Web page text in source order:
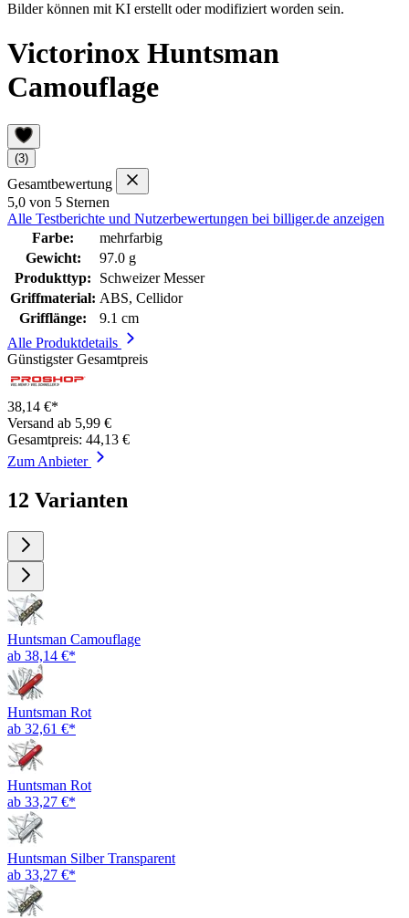
Bilder können mit KI erstellt oder modifiziert worden sein.
Victorinox Huntsman
Camouflage
(3)
Gesamtbewertung
5,0 von 5 Sternen
Alle Testberichte und Nutzerbewertungen bei billiger.de anzeigen
Farbe:
mehrfarbig
Gewicht:
97.0 g
Produkttyp:
Schweizer Messer
Griffmaterial: ABS, Cellidor
Grifflänge:
9.1 cm
Alle Produktdetails
Günstigster Gesamtpreis
38,14 €*
Versand ab 5,99 €
Gesamtpreis: 44,13 €
Zum Anbieter
12 Varianten
Huntsman Camouflage
ab 38,14 €*
Huntsman Rot
ab 32,61 €*
Huntsman Rot
ab 33,27 €*
Huntsman Silber Transparent
ab 33,27 €*